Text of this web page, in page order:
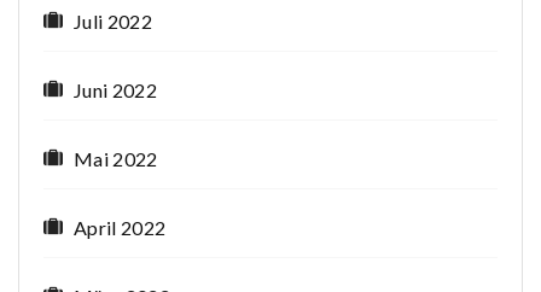
Juli 2022
Juni 2022
Mai 2022
April 2022